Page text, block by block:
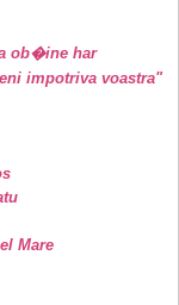
ob�ine har
impotriva voastra"
Mare